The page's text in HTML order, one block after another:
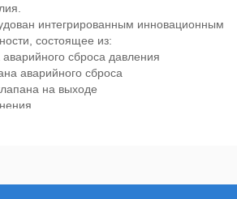
интегрированным инновационным
состоящее из:
сброса давления
аварийного сброса
на выходе
быстрой фиксации, так и электронный